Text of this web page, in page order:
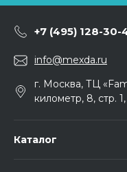
+7 (495) 128-30-
info@mexda.ru
г. Москва, ТЦ
километр, 8, стр.
Каталог